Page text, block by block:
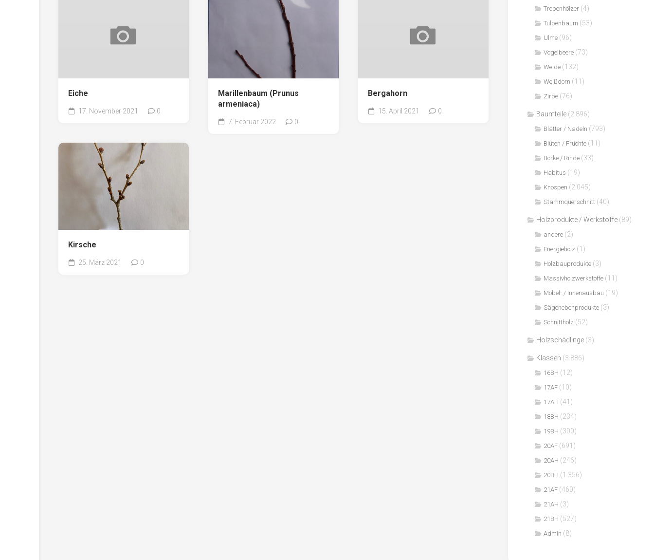
Eiche
17. November 2021 0
Marillenbaum (Prunus
armeniaca)
7. Februar 2022 0
Bergahorn
15. April 2021 0
Kirsche
25. März 2021 0
Tropenhölzer (4)
Tulpenbaum (53)
Ulme (96)
Vogelbeere (73)
Weide (132)
Weißdorn (11)
Zirbe (76)
Baumteile (2.896)
Blätter / Nadeln (793)
Blüten / Früchte (11)
Borke / Rinde (33)
Habitus (19)
Knospen (2.045)
Stammquerschnitt (40)
Holzprodukte / Werkstoffe (89)
andere (2)
Energieholz (1)
Holzbauprodukte (3)
Massivholzwerkstoffe (11)
Möbel- / Innenausbau (19)
Sägenebenprodukte (3)
Schnittholz (52)
Holzschädlinge (3)
Klassen (3.886)
16BH (12)
17AF (10)
17AH (41)
18BH (234)
19BH (300)
20AF (691)
20AH (246)
20BH (1.356)
21AF (460)
21AH (3)
21BH (527)
Admin (8)